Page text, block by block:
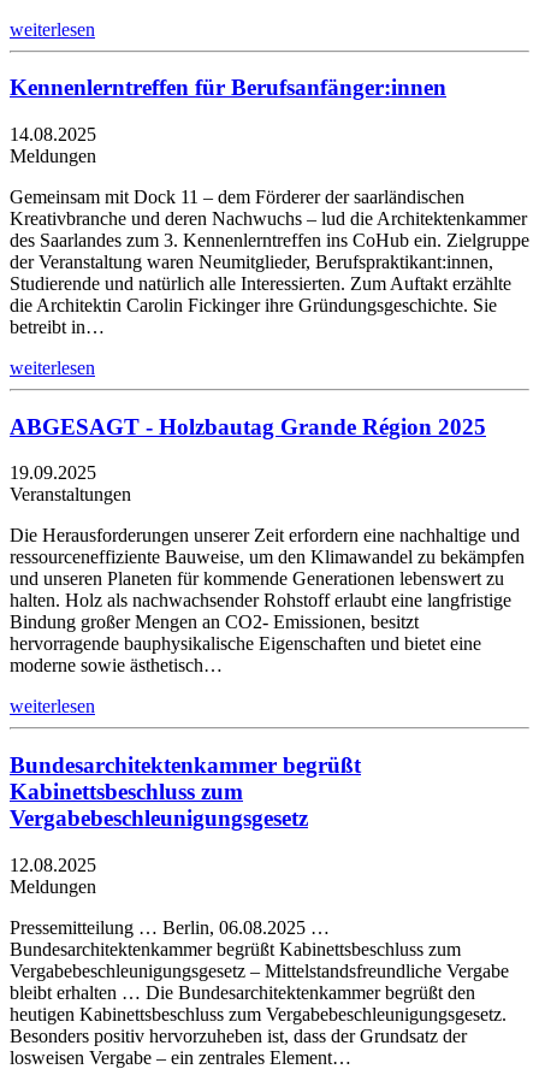
weiterlesen
Kennenlerntreffen für Berufsanfänger:innen
14.08.2025
Meldungen
Gemeinsam mit Dock 11 – dem Förderer der saarländischen
Kreativbranche und deren Nachwuchs – lud die Architektenkammer
des Saarlandes zum 3. Kennenlerntreffen ins CoHub ein. Zielgruppe
der Veranstaltung waren Neumitglieder, Berufspraktikant:innen,
Studierende und natürlich alle Interessierten. Zum Auftakt erzählte
die Architektin Carolin Fickinger ihre Gründungsgeschichte. Sie
betreibt in…
weiterlesen
ABGESAGT - Holzbautag Grande Région 2025
19.09.2025
Veranstaltungen
Die Herausforderungen unserer Zeit erfordern eine nachhaltige und
ressourceneffiziente Bauweise, um den Klimawandel zu bekämpfen
und unseren Planeten für kommende Generationen lebenswert zu
halten. Holz als nachwachsender Rohstoff erlaubt eine langfristige
Bindung großer Mengen an CO2- Emissionen, besitzt
hervorragende bauphysikalische Eigenschaften und bietet eine
moderne sowie ästhetisch…
weiterlesen
Bundesarchitektenkammer begrüßt
Kabinettsbeschluss zum
Vergabebeschleunigungsgesetz
12.08.2025
Meldungen
Pressemitteilung … Berlin, 06.08.2025 …
Bundesarchitektenkammer begrüßt Kabinettsbeschluss zum
Vergabebeschleunigungsgesetz – Mittelstandsfreundliche Vergabe
bleibt erhalten … Die Bundesarchitektenkammer begrüßt den
heutigen Kabinettsbeschluss zum Vergabebeschleunigungsgesetz.
Besonders positiv hervorzuheben ist, dass der Grundsatz der
losweisen Vergabe – ein zentrales Element…